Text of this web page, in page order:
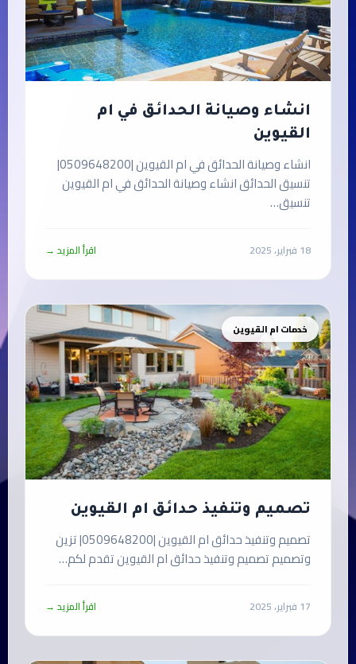
انشاء وصيانة الحدائق في ام
القيوين
انشاء وصيانة الحدائق في ام القيوين |0509648200|
تنسيق الحدائق انشاء وصيانة الحدائق في ام القيوين
تنسيق…
18 فبراير، 2025 اقرأ المزيد →
خدمات ام القيوين
تصميم وتنفيذ حدائق ام القيوين
تصميم وتنفيذ حدائق ام القيوين |0509648200| تزين
وتصميم تصميم وتنفيذ حدائق ام القيوين تقدم لكم…
17 فبراير، 2025 اقرأ المزيد →